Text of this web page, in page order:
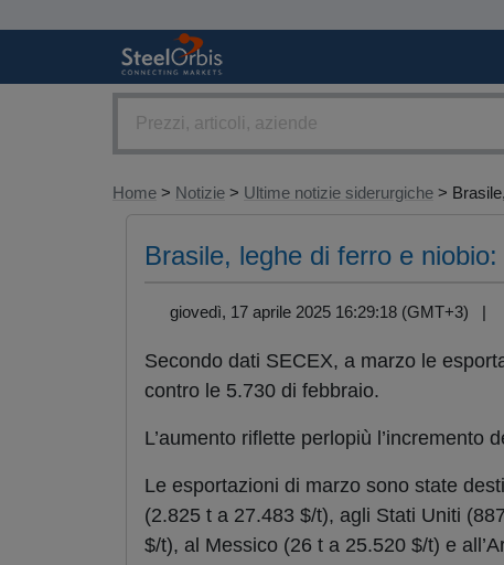
Home > Notizie > Ultime notizie siderurgiche >
Brasile, leghe di ferro e
giovedì, 17 aprile 2025 16:29:18 (GMT+3) |
Secondo dati SECEX, a marzo le
contro le 5.730 di febbraio.
L’aumento riflette perlopiù l’incremento
Le esportazioni di marzo sono state
(2.825 t a 27.483 $/t), agli Stati Uniti
$/t), al Messico (26 t a 25.520 $/t) e